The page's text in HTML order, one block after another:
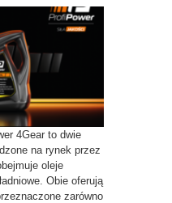
4Gear to dwie
na rynek przez
oleje
Obie oferują
zarówno